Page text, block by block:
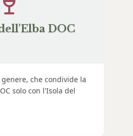
DOC
che condivide la
solo con l'Isola del